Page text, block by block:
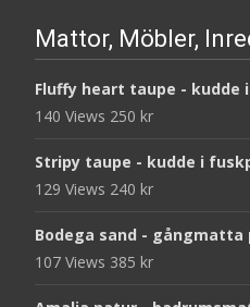
Mattor, Möbler,
Fluffy heart taupe - kudde
140 Views 250 kr
Stripy taupe - kudde i
129 Views 240 kr
Bodega sand - gångmatta
107 Views 385 kr